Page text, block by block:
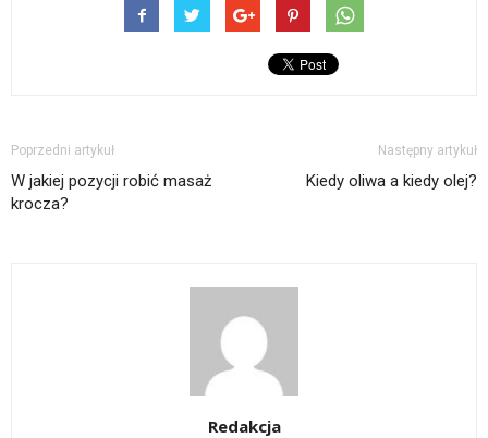
Poprzedni artykuł
W jakiej pozycji robić masaż
krocza?
Następny artykuł
Kiedy oliwa a kiedy olej?
Redakcja